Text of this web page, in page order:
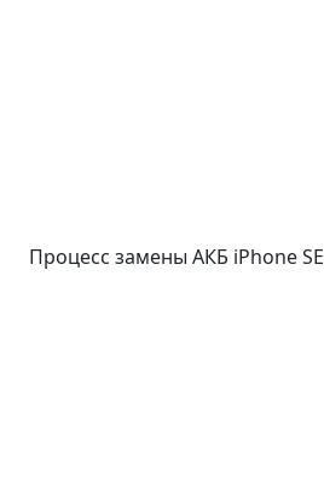
Процесс замены АКБ iPhone SE